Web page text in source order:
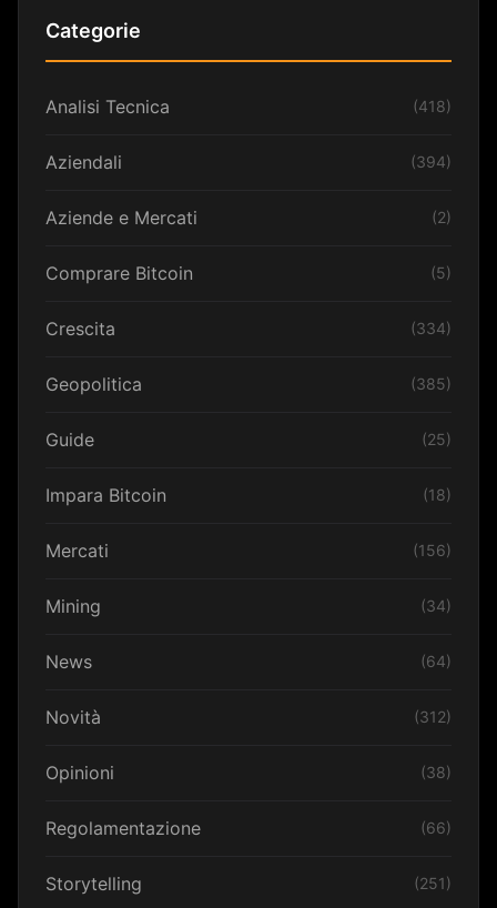
Categorie
Analisi Tecnica (418)
Aziendali (394)
Aziende e Mercati (2)
Comprare Bitcoin (5)
Crescita (334)
Geopolitica (385)
Guide (25)
Impara Bitcoin (18)
Mercati (156)
Mining (34)
News (64)
Novità (312)
Opinioni (38)
Regolamentazione (66)
Storytelling (251)